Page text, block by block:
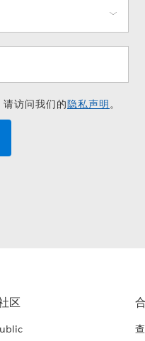
访问我们的隐私声明。
区